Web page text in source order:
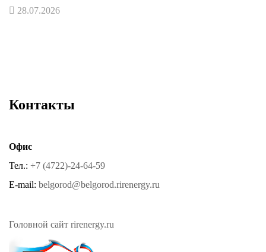
28.07.2026
Контакты
Офис
Тел.: +7 (4722)-24-64-59
E-mail: belgorod@belgorod.rirenergy.ru
Головной сайт rirenergy.ru